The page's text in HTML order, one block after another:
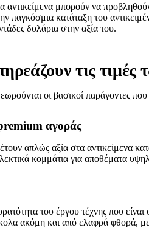
αντικείμενα μπορούν να
παγκόσμια κατάταξη του
δολάρια στην αξία του.
τις τιμές
οι βασικοί παράγοντες
αγοράς
απλώς αξία στα αντικείμενα
κομμάτια για αποθέματα
του έργου τέχνης που
ακόμη και από ελαφρά φθορά,